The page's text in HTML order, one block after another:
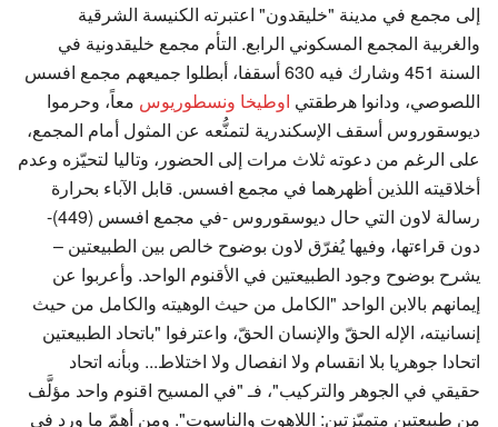
إلى مجمع في مدينة "خليقدون" اعتبرته الكنيسة الشرقية
والغربية المجمع المسكوني الرابع. التأم مجمع خليقدونية في
السنة 451 وشارك فيه 630 أسقفا، أبطلوا جميعهم مجمع افسس
اللصوصي، ودانوا هرطقتي اوطيخا ونسطوريوس معاً، وحرموا
ديوسقوروس أسقف الإسكندرية لتمنُّعه عن المثول أمام المجمع،
على الرغم من دعوته ثلاث مرات إلى الحضور، وتاليا لتحيّزه وعدم
أخلاقيته اللذين أظهرهما في مجمع افسس. قابل الآباء بحرارة
رسالة لاون التي حال ديوسقوروس -في مجمع افسس (449)-
دون قراءتها، وفيها يُفرّق لاون بوضوح خالص بين الطبيعتين –
يشرح بوضوح وجود الطبيعتين في الأقنوم الواحد. وأعربوا عن
إيمانهم بالابن الواحد "الكامل من حيث الوهيته والكامل من حيث
إنسانيته، الإله الحقّ والإنسان الحقّ، واعترفوا "باتحاد الطبيعتين
اتحادا جوهريا بلا انقسام ولا انفصال ولا اختلاط... وبأنه اتحاد
حقيقي في الجوهر والتركيب"، فـ "في المسيح اقنوم واحد مؤلَّف
من طبيعتين متميّزتين: اللاهوت والناسوت". ومن أهمّ ما ورد في